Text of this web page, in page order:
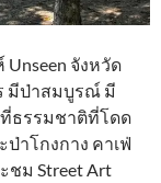
จังหวัด
มีป่าสมบูรณ์ มี
ธรรมชาติที่โดด
าโกงกาง คาเฟ่
ชม Street Art